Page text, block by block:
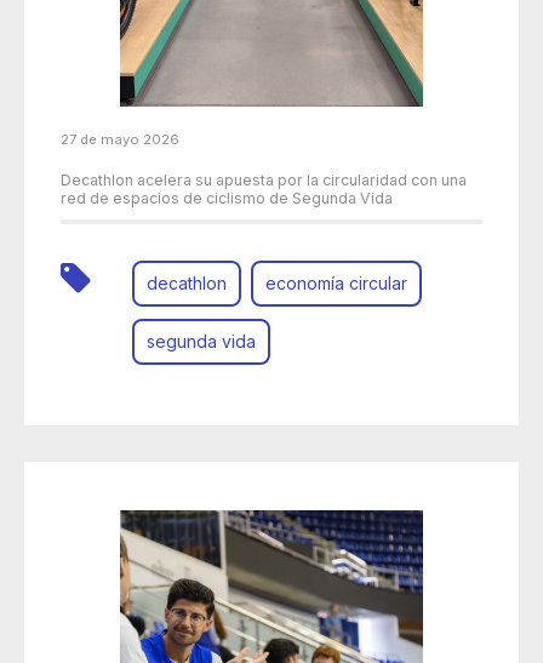
27 de mayo 2026
Decathlon acelera su apuesta por la circularidad con una
red de espacios de ciclismo de Segunda Vida
decathlon economía circular
segunda vida